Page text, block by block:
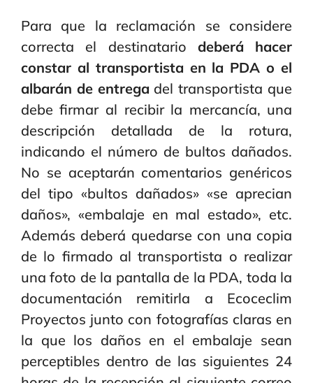
Para que la reclamación se considere
correcta el destinatario deberá hacer
constar al transportista en la PDA o el
albarán de entregadel transportista que
debe firmar al recibir la mercancía, una
descripción detallada de la rotura,
indicando el número de bultos dañados.
No se aceptarán comentarios genéricos
del tipo «bultos dañados» «se aprecian
daños», «embalaje en mal estado», etc.
Además deberá quedarse con una copia
de lo firmado al transportista o realizar
una foto de la pantalla de la PDA, toda la
documentación remitirla a Ecoceclim
Proyectos junto con fotografías claras en
la que los daños en el embalaje sean
perceptibles dentro de las siguientes 24